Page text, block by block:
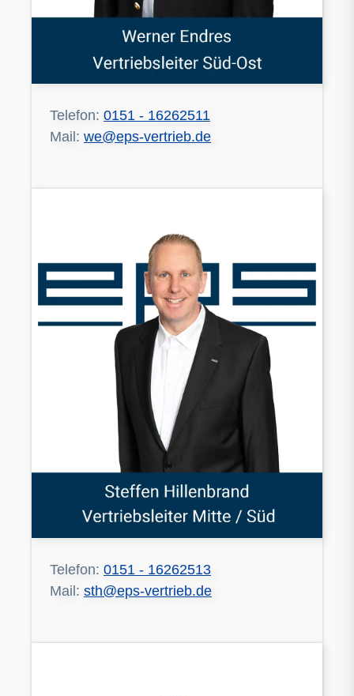
Telefon: 0151 - 16262511
Mail: we@eps-vertrieb.de
Telefon: 0151 - 16262513
Mail: sth@eps-vertrieb.de